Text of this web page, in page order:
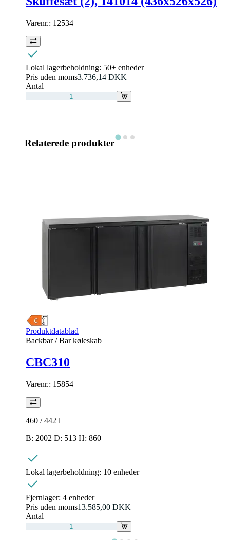
Varenr.: 12534
Lokal lagerbeholdning: 50+ enheder
Pris uden moms3.736,14 DKK
Antal
Relaterede produkter
Produktdatablad
Backbar / Bar køleskab
CBC310
Varenr.: 15854
460 / 442 l
B: 2002 D: 513 H: 860
Lokal lagerbeholdning: 10 enheder
Fjernlager: 4 enheder
Pris uden moms13.585,00 DKK
Antal